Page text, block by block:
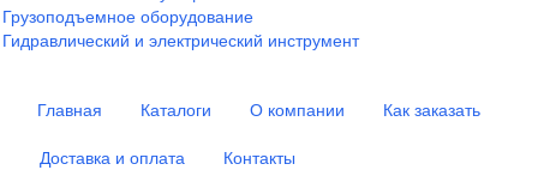
Грузоподъемное оборудование
Гидравлический и электрический инструмент
Главная Каталоги О компании
Как заказать
Доставка и оплата
Контакты